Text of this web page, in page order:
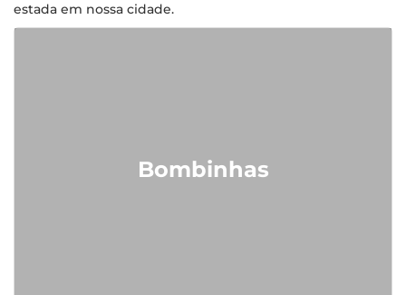
estada em nossa cidade.
Bombinhas